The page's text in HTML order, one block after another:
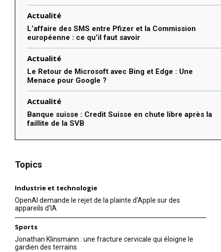
Actualité
L’affaire des SMS entre Pfizer et la Commission
européenne : ce qu’il faut savoir
Actualité
Le Retour de Microsoft avec Bing et Edge : Une
Menace pour Google ?
Actualité
Banque suisse : Credit Suisse en chute libre après la
faillite de la SVB
Topics
Industrie et technologie
OpenAI demande le rejet de la plainte d’Apple sur des
appareils d’IA
Sports
Jonathan Klinsmann : une fracture cervicale qui éloigne le
gardien des terrains